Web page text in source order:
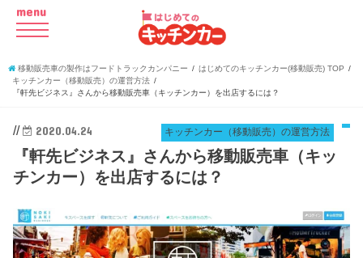
menu
移動販売車の製作はフードトラックカンパニー
はじめてのキッチンカー(移動販売) TOP
キッチンカー（移動販売）の運営方法
『軒先ビジネス』さんから移動販売車（キッチンカー）を出店するには？
// キッチンカー（移動販売）の運営方法
2020.04.24
『軒先ビジネス』さんから移動販売車（キッ
チンカー）を出店するには？